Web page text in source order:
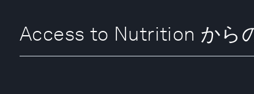
Access to Nutrition から